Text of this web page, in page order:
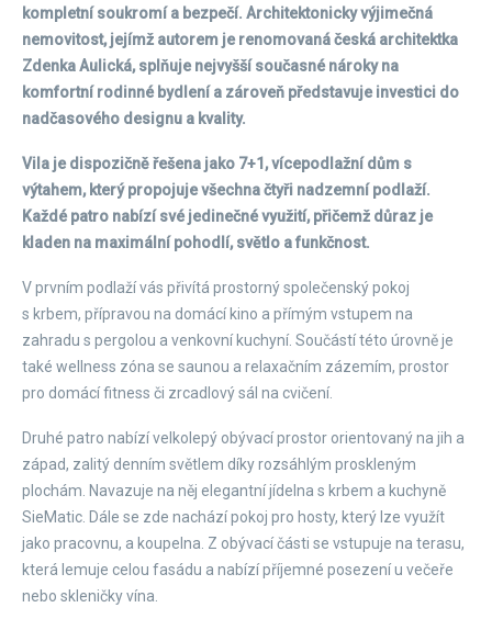
kompletní soukromí a bezpečí. Architektonicky výjimečná
nemovitost, jejímž autorem je renomovaná česká architektka
Zdenka Aulická, splňuje nejvyšší současné nároky na
komfortní rodinné bydlení a zároveň představuje investici do
nadčasového designu a kvality.
Vila je dispozičně řešena jako 7+1, vícepodlažní dům s
výtahem, který propojuje všechna čtyři nadzemní podlaží.
Každé patro nabízí své jedinečné využití, přičemž důraz je
kladen na maximální pohodlí, světlo a funkčnost.
V prvním podlaží vás přivítá prostorný společenský pokoj
s krbem, přípravou na domácí kino a přímým vstupem na
zahradu s pergolou a venkovní kuchyní. Součástí této úrovně je
také wellness zóna se saunou a relaxačním zázemím, prostor
pro domácí fitness či zrcadlový sál na cvičení.
Druhé patro nabízí velkolepý obývací prostor orientovaný na jih a
západ, zalitý denním světlem díky rozsáhlým proskleným
plochám. Navazuje na něj elegantní jídelna s krbem a kuchyně
SieMatic. Dále se zde nachází pokoj pro hosty, který lze využít
jako pracovnu, a koupelna. Z obývací části se vstupuje na terasu,
která lemuje celou fasádu a nabízí příjemné posezení u večeře
nebo skleničky vína.